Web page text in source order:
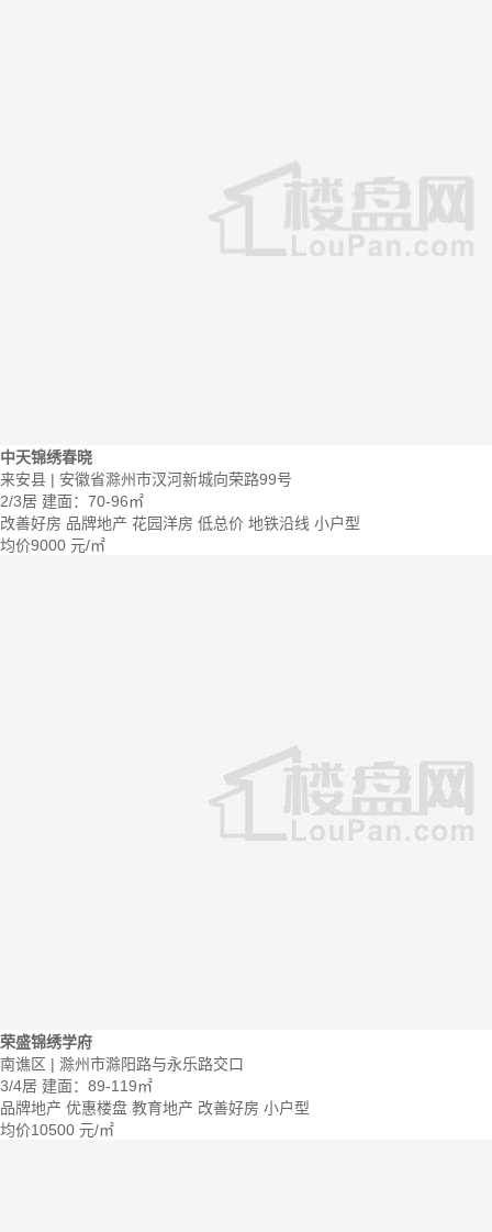
中天锦绣春晓
来安县 | 安徽省滁州市汊河新城向荣路99号
2/3居 建面：70-96㎡
改善好房 品牌地产 花园洋房 低总价 地铁沿线 小户型
均价9000 元/㎡
荣盛锦绣学府
南谯区 | 滁州市滁阳路与永乐路交口
3/4居 建面：89-119㎡
品牌地产 优惠楼盘 教育地产 改善好房 小户型
均价10500 元/㎡